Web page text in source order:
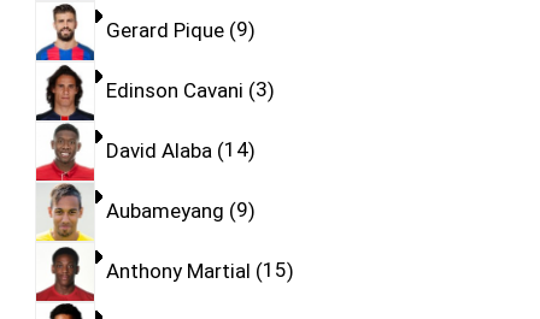
Gerard Pique 9
Edinson Cavani 3
David Alaba 14
Aubameyang 9
Anthony Martial 15